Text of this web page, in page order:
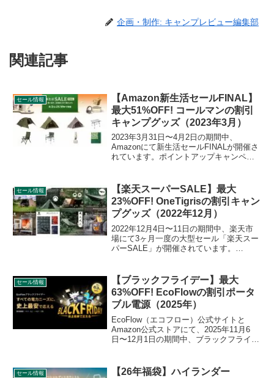
企画・制作: キャンプレビュー編集部
関連記事
セール情報
【Amazon新生活セールFINAL】
最大51%OFF! コールマンの割引
キャンプグッズ（2023年3月）
2023年3月31日〜4月2日の期間中、
Amazonにて新生活セールFINALが開催さ
れています。ポイントアップキャンペー
っている製品、販売価格などを一覧化し
ます。詳細をレビューします。
セール情報
【楽天スーパーSALE】最大
23%OFF! OneTigrisの割引キャン
プグッズ（2022年12月）
2022年12月4日〜11日の期間中、楽天市
場にて3ヶ月一度の大型セール「楽天スー
パーSALE」が開催されています。
化します。詳細をレビューします。
セール情報
【ブラックフライデー】最大
63%OFF! EcoFlowの割引ポータ
ブル電源（2025年）
EcoFlow（エコフロー）公式サイトと
Amazon公式ストアにて、2025年11月6
日〜12月1日の期間中、ブラックフライデ
モデル「DELTA 3 Plus」などが特別価格
セール情報 【26年福袋】ハイランダー